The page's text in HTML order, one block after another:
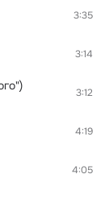
3:35
3:14
3:12
4:19
4:05